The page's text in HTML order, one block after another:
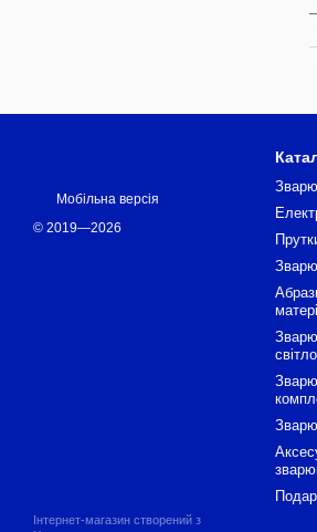
Мобільна версія
© 2019—2026
Інтернет-магазин створений з